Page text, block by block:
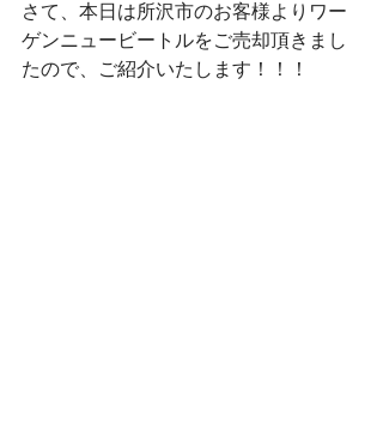
さて、本日は所沢市のお客様よりワー
ゲンニュービートルをご売却頂きまし
たので、ご紹介いたします！！！